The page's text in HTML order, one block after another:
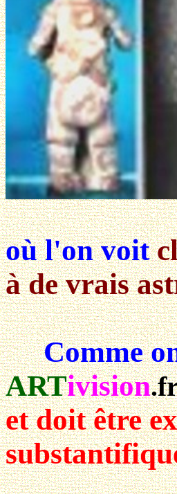
où l'on voit
à de vrais
Comme
ARTivision
et doit être